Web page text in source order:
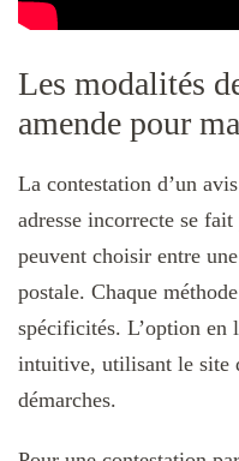
Les modalités
amende pour
La contestation d’un
adresse incorrecte se
peuvent choisir entre
postale. Chaque
spécificités. L’option en
intuitive, utilisant le site
démarches.